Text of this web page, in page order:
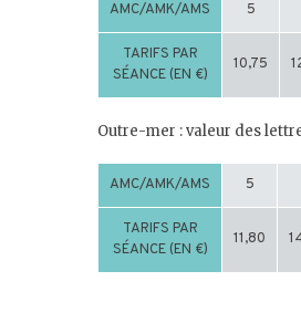
AMC/AMK/AMS 5
TARIFS PAR
SÉANCE (EN €)
10,75
Outre-mer : valeur des
AMC/AMK/AMS 5
TARIFS PAR
SÉANCE (EN €)
11,80